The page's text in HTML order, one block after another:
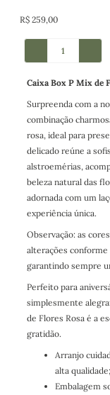
R$259,00
Caixa Box P Mix de
Surpreenda com a
combinação
rosa, ideal para
delicado reúne a
alstroemérias,
beleza natural das
adornada com um
experiência única.
Observação: as
alterações conforme
garantindo sempre
Perfeito para
simplesmente
de Flores Rosa é a
gratidão.
Arranjo
alta qualidade;
Embalagem